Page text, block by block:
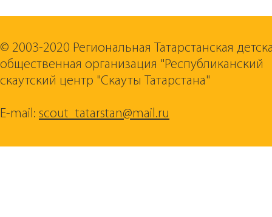
© 2003-2020 Региональная Татарстанская
общественная организация "Республиканский
скаутский центр "Скауты Татарстана"
E-mail: scout_tatarstan@mail.ru